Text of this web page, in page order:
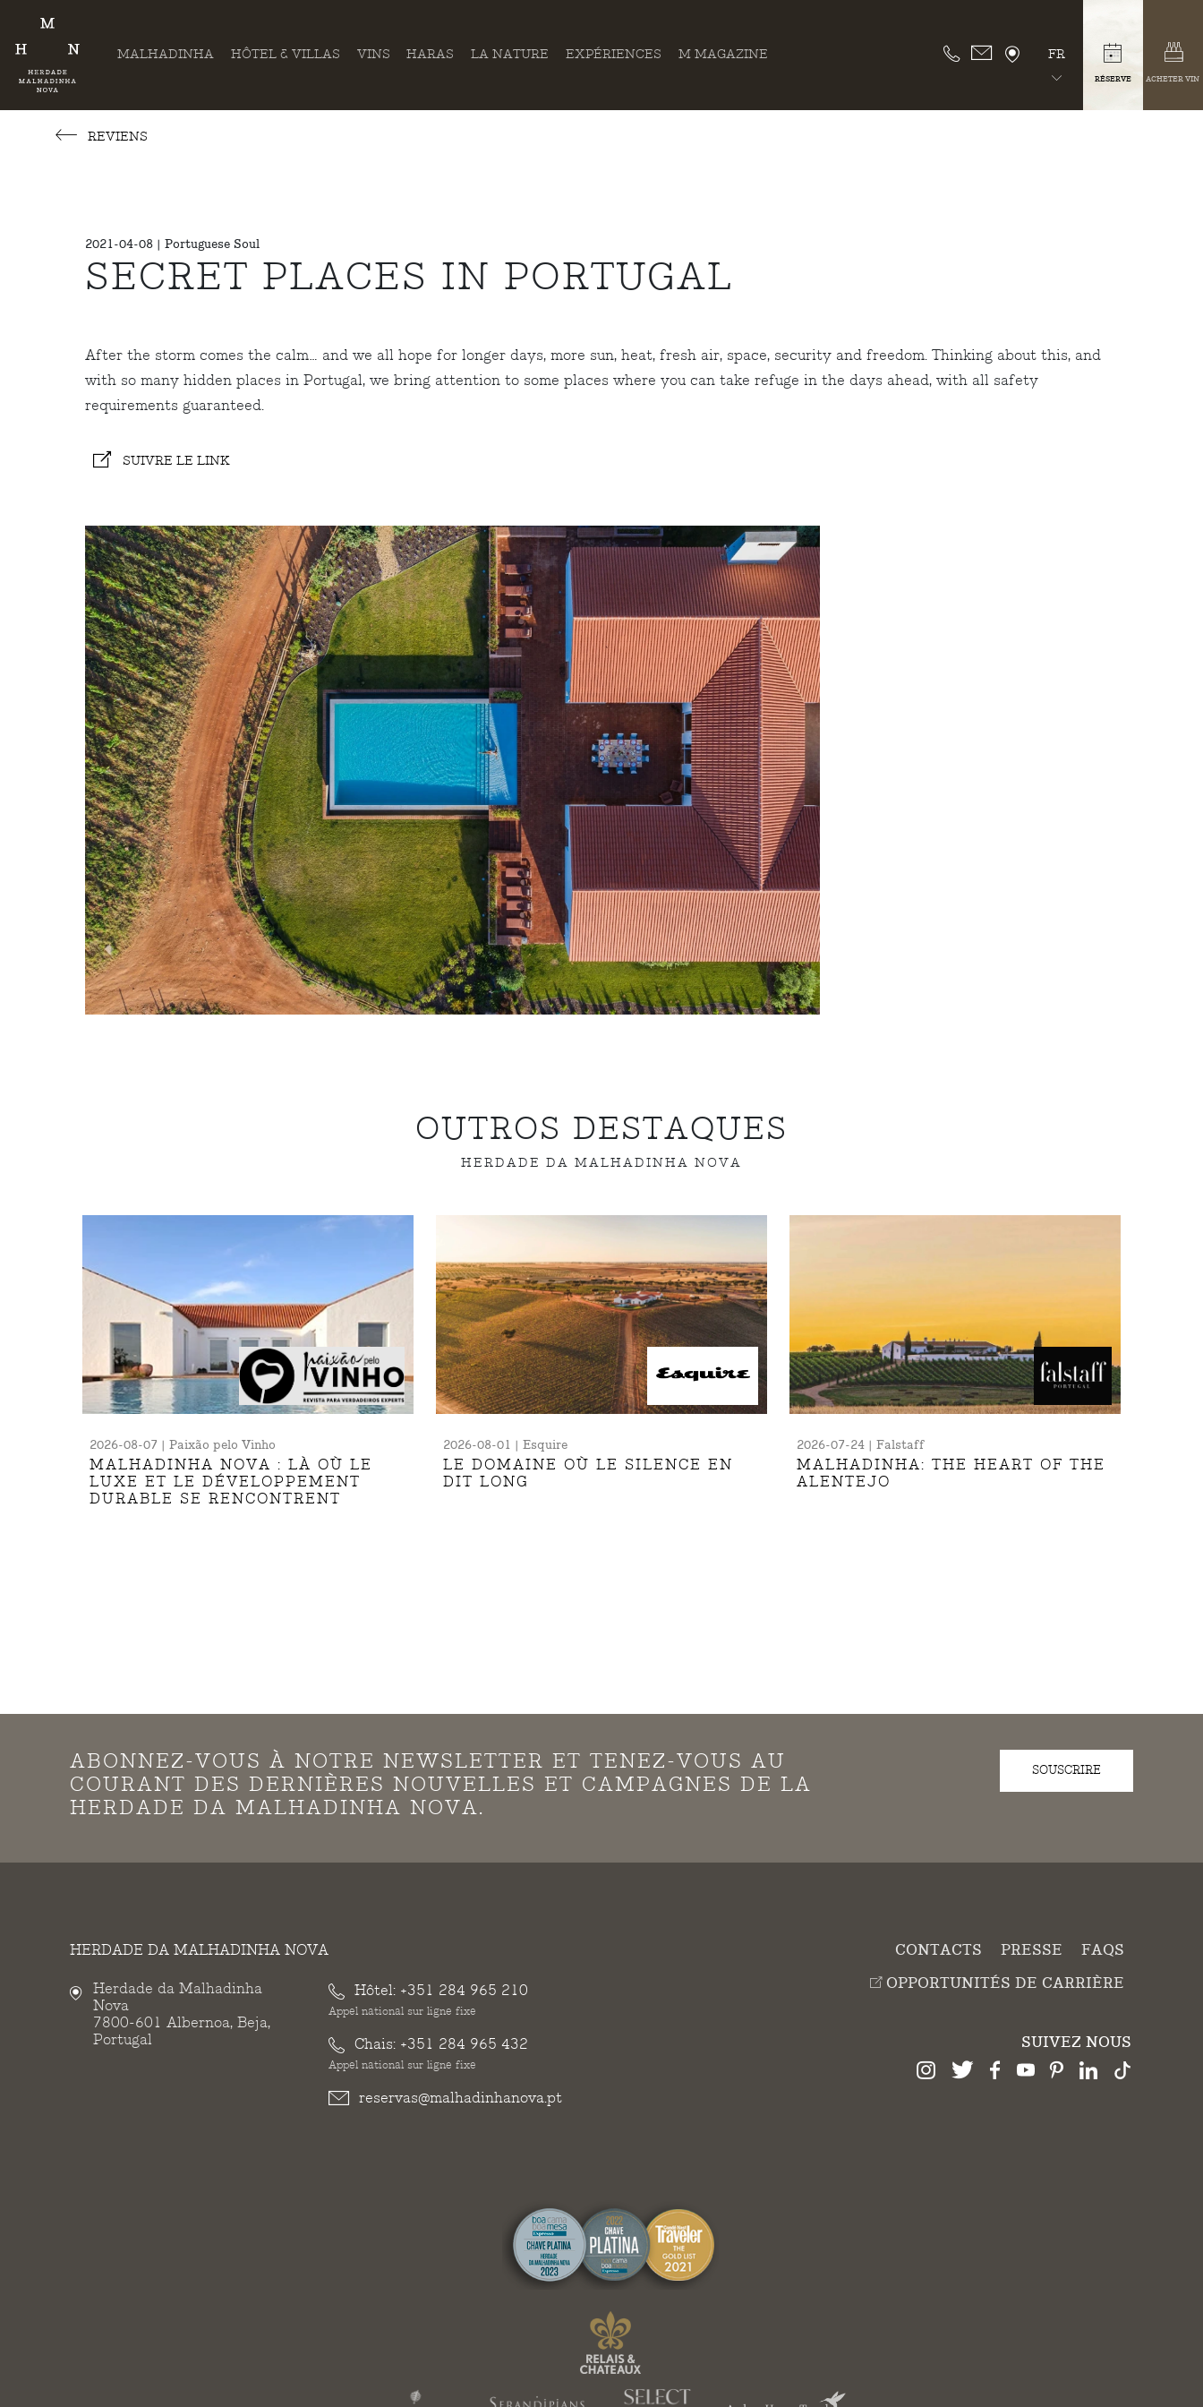
MALHADINHA HÔTEL & VILLAS VINS HARAS LA NATURE EXPÉRIENCES M MAGAZINE FR
RÉSERVE ACHETER VIN
REVIENS
2021-04-08 | Portuguese Soul
SECRET PLACES IN PORTUGAL
After the storm comes the calm… and we all hope for longer days, more sun, heat, fresh air, space, security and freedom. Thinking about this, and
with so many hidden places in Portugal, we bring attention to some places where you can take refuge in the days ahead, with all safety
requirements guaranteed.
SUIVRE LE LINK
OUTROS DESTAQUES
HERDADE DA MALHADINHA NOVA
2026-08-07 | Paixão pelo Vinho
MALHADINHA NOVA : LÀ OÙ LE
LUXE ET LE DÉVELOPPEMENT
DURABLE SE RENCONTRENT
2026-08-01 | Esquire
LE DOMAINE OÙ LE SILENCE EN
DIT LONG
2026-07-24 | Falstaff
MALHADINHA: THE HEART OF THE
ALENTEJO
ABONNEZ-VOUS À NOTRE NEWSLETTER ET TENEZ-VOUS AU
COURANT DES DERNIÈRES NOUVELLES ET CAMPAGNES DE LA
HERDADE DA MALHADINHA NOVA.
SOUSCRIRE
HERDADE DA MALHADINHA NOVA
Herdade da Malhadinha
Nova
7800-601 Albernoa, Beja,
Portugal
Hôtel: +351 284 965 210
Appel national sur ligne fixe
Chais: +351 284 965 432
Appel national sur ligne fixe
reservas@malhadinhanova.pt
CONTACTS PRESSE
FAQS
OPPORTUNITÉS DE CARRIÈRE
SUIVEZ NOUS